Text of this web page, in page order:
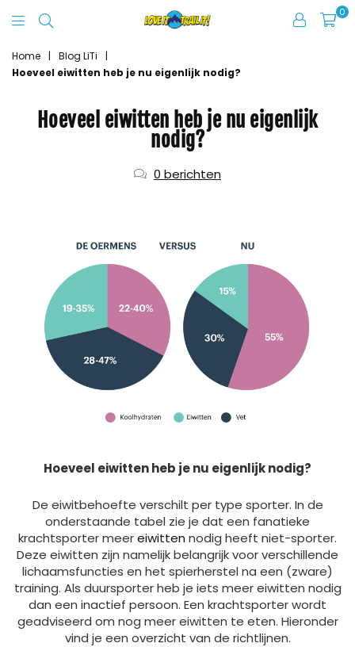
It
It
0
Home | Blog LiTi
|
Hoeveel eiwitten heb je nu eigenlijk nodig?
Hoeveel eiwitten heb je nu eigenlijk
nodig?
0 berichten
Hoeveel eiwitten heb je nu eigenlijk nodig?
De eiwitbehoefte verschilt per type sporter. In de
onderstaande tabel zie je dat een fanatieke
krachtsporter meereiwitten nodig heeft niet-sporter.
Deze eiwitten zijn namelijk belangrijk voor verschillende
lichaamsfuncties en het spierherstel na een (zware)
training. Als duursporter heb je iets meer eiwitten nodig
dan een inactief persoon. Een krachtsporter wordt
geadviseerd om nog meer eiwitten te eten. Hieronder
vind je een overzicht van de richtlijnen.